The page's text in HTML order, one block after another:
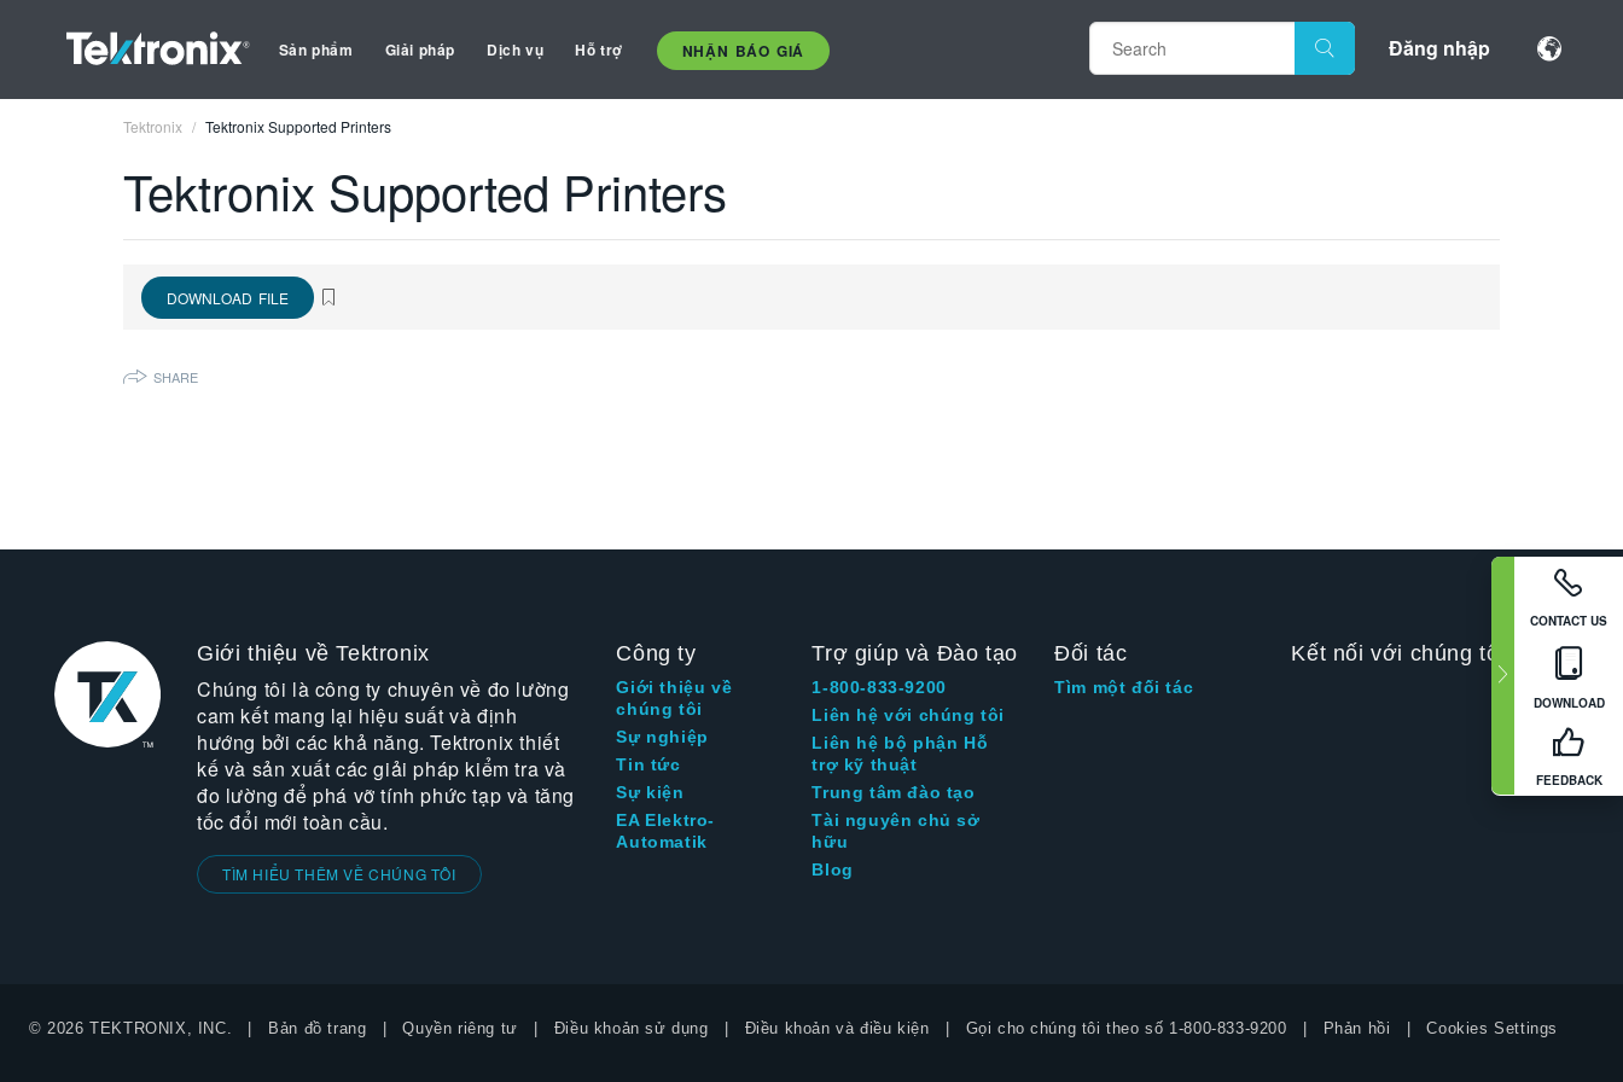
Sản phẩm Giải pháp Dịch vụ Hỗ trợ NHẬN BÁO GIÁ Đăng nhập
CONTACT US
DOWNLOAD
FEEDBACK
Tektronix Tektronix Supported Printers
Tektronix Supported Printers
DOWNLOAD FILE
SHARE
Giới thiệu về Tektronix
Chúng tôi là công ty chuyên về đo lường
cam kết mang lại hiệu suất và định
hướng bởi các khả năng. Tektronix thiết
kế và sản xuất các giải pháp kiểm tra và
đo lường để phá vỡ tính phức tạp và tăng
tốc đổi mới toàn cầu.
TÌM HIỂU THÊM VỀ CHÚNG TÔI
Công ty
Giới thiệu về
chúng tôi
Sự nghiệp
Tin tức
Sự kiện
EA Elektro-
Automatik
Trợ giúp và Đào tạo
1-800-833-9200
Liên hệ với chúng tôi
Liên hệ bộ phận Hỗ
trợ kỹ thuật
Trung tâm đào tạo
Tài nguyên chủ sở
hữu
Blog
Đối tác
Tìm một đối tác
Kết nối với chúng tôi
© 2026 TEKTRONIX, INC. Bản đồ trang Quyền riêng tư Điều khoản sử dụng Điều khoản và điều kiện Gọi cho chúng tôi theo số 1-800-833-9200 Phản hồi Cookies Settings